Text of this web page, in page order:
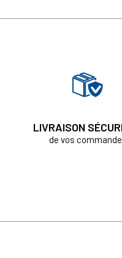
LIVRAISON
de vos